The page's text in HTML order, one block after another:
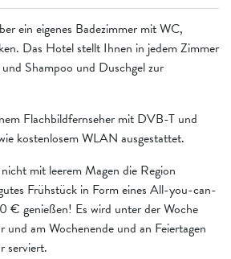
ein eigenes Badezimmer mit WC,
Das Hotel stellt Ihnen in jedem Zimmer
Shampoo und Duschgel zur
Flachbildfernseher mit DVB-T und
kostenlosem WLAN ausgestattet.
mit leerem Magen die Region
Frühstück in Form eines All-you-can-
€ genießen! Es wird unter der Woche
am Wochenende und an Feiertagen
serviert.